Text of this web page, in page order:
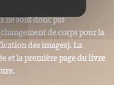
ne sont donc pas
de corps pour la
des images). La
et la première page du livre